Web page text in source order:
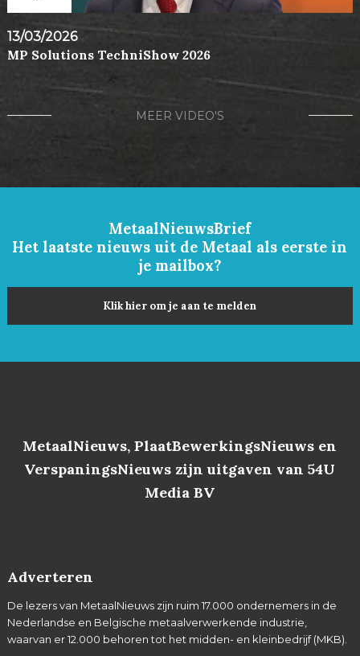
13/03/2026
MP Solutions TechniShow 2026
MEER VIDEO'S
MetaalNieuwsBrief
Het laatste nieuws uit de Metaal als eerste in
je mailbox?
Klik hier om je aan te melden
MetaalNieuws, PlaatBewerkingsNieuws en
VerspaningsNieuws zijn uitgaven van 54U
Media BV
Adverteren
De lezers van MetaalNieuws zijn ruim 17.000 ondernemers in de
Nederlandse en Belgische metaalverwerkende industrie,
waarvan er 12.000 behoren tot het midden- en kleinbedrijf (MKB).